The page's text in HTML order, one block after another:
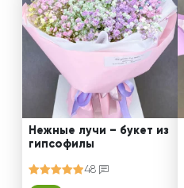
Нежные лучи – букет из
гипсофилы
48